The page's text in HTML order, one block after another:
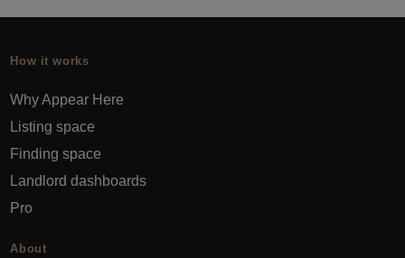
How it works
Why Appear Here
Listing space
Finding space
Landlord dashboards
Pro
About